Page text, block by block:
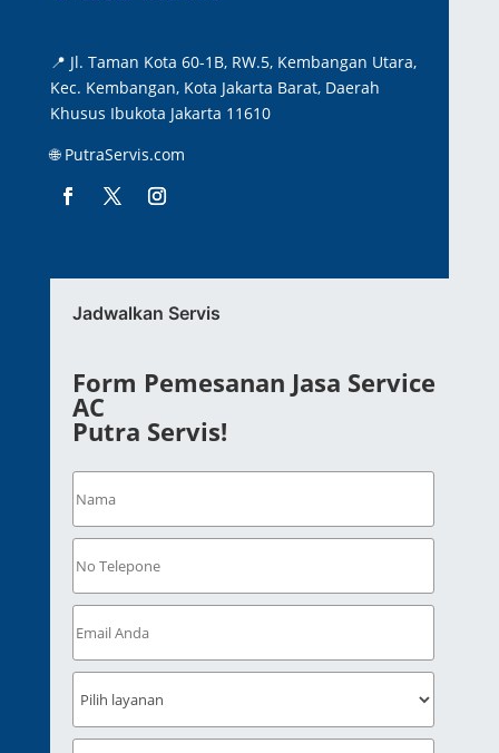
📍 Jl. Taman Kota 60-1B, RW.5, Kembangan Utara,
Kec. Kembangan, Kota Jakarta Barat, Daerah
Khusus Ibukota Jakarta 11610
🌐 PutraServis.com
Jadwalkan Servis
Form Pemesanan Jasa Service
AC
Putra Servis!